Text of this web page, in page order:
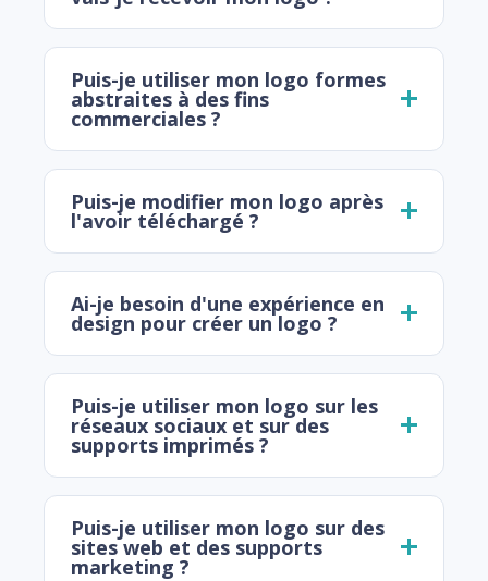
Puis-je utiliser mon logo formes
abstraites à des fins
commerciales ?
Puis-je modifier mon logo après
l'avoir téléchargé ?
Ai-je besoin d'une expérience en
design pour créer un logo ?
Puis-je utiliser mon logo sur les
réseaux sociaux et sur des
supports imprimés ?
Puis-je utiliser mon logo sur des
sites web et des supports
marketing ?